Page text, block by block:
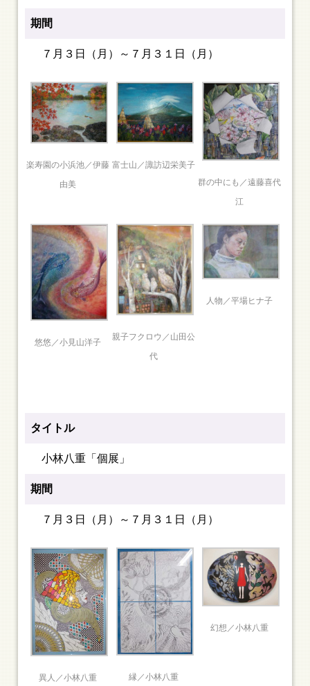
期間
７月３日（月）～７月３１日（月）
楽寿園の小浜池／伊藤
由美
富士山／諏訪辺栄美子
群の中にも／遠藤喜代
江
悠悠／小見山洋子
親子フクロウ／山田公
代
人物／平場ヒナ子
タイトル
小林八重「個展」
期間
７月３日（月）～７月３１日（月）
異人／小林八重 縁／小林八重
幻想／小林八重